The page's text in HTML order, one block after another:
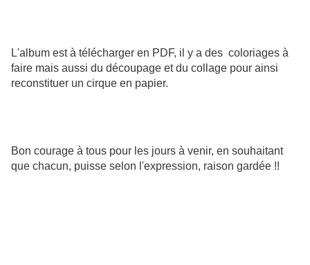
L'album est à télécharger en PDF, il y a des coloriages à
faire mais aussi du découpage et du collage pour ainsi
reconstituer un cirque en papier.
Bon courage à tous pour les jours à venir, en souhaitant
que chacun, puisse selon l'expression, raison gardée !!